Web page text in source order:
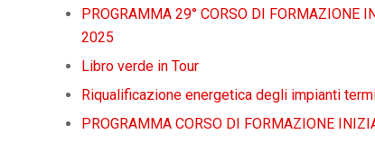
PROGRAMMA 29° CORSO DI
2025
Libro verde in Tour
Riqualificazione energetica degli impianti
PROGRAMMA CORSO DI FORMAZIONE